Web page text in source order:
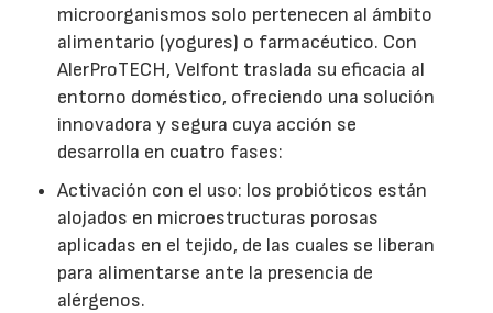
microorganismos solo pertenecen al ámbito
alimentario (yogures) o farmacéutico. Con
AlerProTECH, Velfont traslada su eficacia al
entorno doméstico, ofreciendo una solución
innovadora y segura cuya acción se
desarrolla en cuatro fases:
Activación con el uso: los probióticos están
alojados en microestructuras porosas
aplicadas en el tejido, de las cuales se liberan
para alimentarse ante la presencia de
alérgenos.